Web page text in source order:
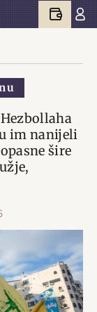
im nanijeli
šire